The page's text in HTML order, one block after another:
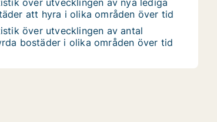
över utvecklingen av nya lediga
att hyra i olika områden över tid
över utvecklingen av antal
bostäder i olika områden över tid